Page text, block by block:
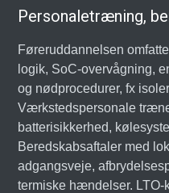
Personaletræning,
Føreruddannelsen
logik, SoC-overvågning,
og nødprocedurer, fx
Værkstedspersonale
batterisikkerhed,
Beredskabsaftaler med
adgangsveje,
termiske hændelser. LTO-